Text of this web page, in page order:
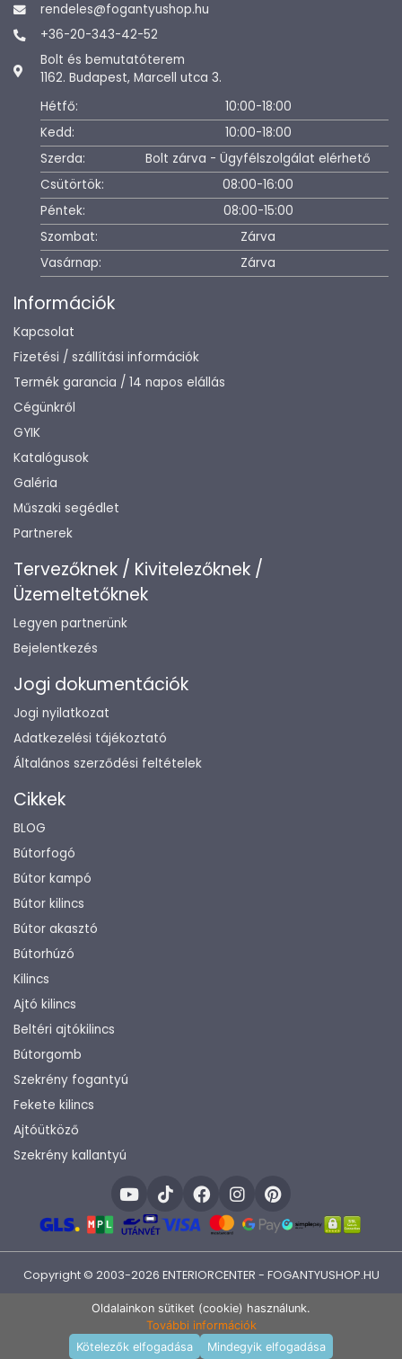
Termékek raktáron
rendeles@fogantyushop.hu
+36-20-343-42-52
Bolt és bemutatóterem
1162. Budapest, Marcell utca 3.
Hétfő:
10:00-18:00
Kedd:
10:00-18:00
Szerda:
Bolt zárva - Ügyfélszolgálat elérhető
Csütörtök:
08:00-16:00
Péntek:
08:00-15:00
Szombat:
Zárva
Vasárnap:
Zárva
Információk
Kapcsolat
Fizetési / szállítási információk
Termék garancia / 14 napos elállás
Cégünkről
GYIK
Katalógusok
Galéria
Műszaki segédlet
Partnerek
Tervezőknek / Kivitelezőknek /
Üzemeltetőknek
Legyen partnerünk
Bejelentkezés
Jogi dokumentációk
Jogi nyilatkozat
Adatkezelési tájékoztató
Általános szerződési feltételek
Cikkek
BLOG
Bútorfogó
Bútor kampó
Bútor kilincs
Bútor akasztó
Bútorhúzó
Kilincs
Ajtó kilincs
Beltéri ajtókilincs
Bútorgomb
Szekrény fogantyú
Fekete kilincs
Ajtóütköző
Szekrény kallantyú
Copyright © 2003-2026 ENTERIORCENTER - FOGANTYUSHOP.HU
Oldalainkon sütiket (cookie) használunk.
További információk
Kötelezők elfogadása
Mindegyik elfogadása